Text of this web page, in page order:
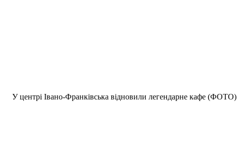
У центрі Івано-Франківська відновили легендарне кафе (ФОТО)